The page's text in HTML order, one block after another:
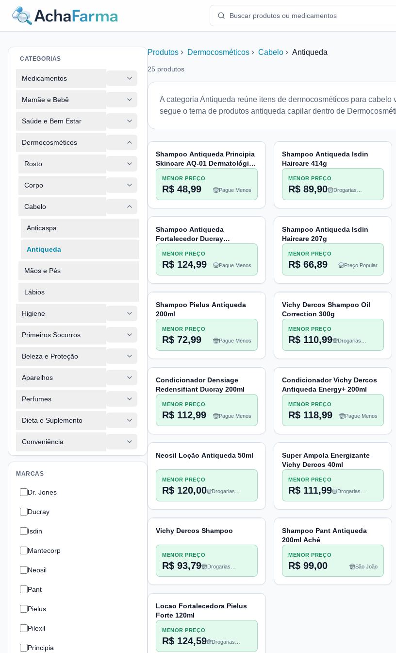
CATEGORIAS
Medicamentos
Mamãe e Bebê
Saúde e Bem Estar
Dermocosméticos
Rosto
Corpo
Cabelo
Anticaspa
Antiqueda
Mãos e Pés
Lábios
Higiene
Primeiros Socorros
Beleza e Proteção
Aparelhos
Perfumes
Dieta e Suplemento
Conveniência
MARCAS
Dr. Jones
Ducray
Isdin
Mantecorp
Neosil
Pant
Pielus
Pilexil
Principia
Produtos Dermocosméticos Cabelo Antiqueda
25 produtos
A categoria Antiqueda reúne itens de dermocosméticos para
segue o tema de produtos antiqueda capilar dentro de
Shampoo Antiqueda Principia
Skincare AQ-01 Dermatológico
250ml
MENOR PREÇO
R$ 48,99 Pague Menos
Shampoo Antiqueda Isdin
Haircare 414g
MENOR PREÇO
R$ 89,90
Drogarias
Shampoo Antiqueda
Fortalecedor Ducray
Anaphase+ 400ml
MENOR PREÇO
R$ 124,99 Pague Menos
Shampoo Antiqueda Isdin
Haircare 207g
MENOR PREÇO
R$ 66,89 Preço Popular
Shampoo Pielus Antiqueda
200ml
MENOR PREÇO
R$ 72,99 Pague Menos
Vichy Dercos Shampoo Oil
Correction 300g
MENOR PREÇO
R$ 110,99
Drogarias
Condicionador Densiage
Redensifiant Ducray 200ml
MENOR PREÇO
R$ 112,99 Pague Menos
Condicionador Vichy Dercos
Antiqueda Energy+ 200ml
MENOR PREÇO
R$ 118,99 Pague Menos
Neosil Loção Antiqueda 50ml
MENOR PREÇO
R$ 120,00
Drogarias
Super Ampola Energizante
Vichy Dercos 40ml
MENOR PREÇO
R$ 111,99
Drogarias
Vichy Dercos Shampoo
MENOR PREÇO
R$ 93,79
Drogarias
Shampoo Pant Antiqueda
200ml Aché
MENOR PREÇO
R$ 99,00 São João
Locao Fortalecedora Pielus
Forte 120ml
MENOR PREÇO
R$ 124,59
Drogarias